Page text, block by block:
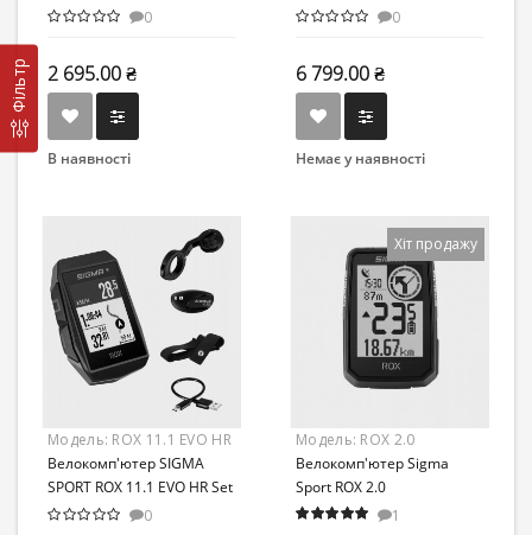
Фільтр
0
2 695.00 ₴
В наявності
0
6 799.00 ₴
Немає у наявності
Модель: ROX 11.1 EVO HR
Set
Велокомп'ютер SIGMA
SPORT ROX 11.1 EVO HR Set
0
Хіт продажу
Модель: ROX 2.0
Велокомп'ютер Sigma
Sport ROX 2.0
1